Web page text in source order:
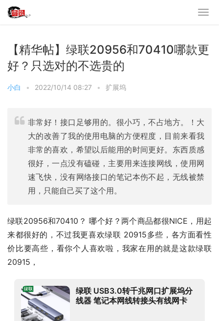
【精华帖】绿联20956和70410哪款更
好？只选对的不选贵的
小白 • 2022/10/14 08:27 • 扩展坞
非常好！接口足够用的。很小巧，不占地方。！大
大的改善了我的使用电脑的方便程度，目前来看我
非常的喜欢，希望以后能用的时间更好。东西质感
很好，一点没有磕碰，主要用来连接网线，使用网
速飞快，没有网络接口的笔记本伤不起，无线被禁
用，只能自己买了这个用。
绿联20956和70410？ 哪个好？两个商品都很NICE，用起
来都很好的，不过我更喜欢绿联 20915多些，各方面看性
价比要高些，看你个人喜欢啦，我家在用的就是这款绿联
20915，
绿联 USB3.0转千兆网口扩展坞分
线器 笔记本网线转接头有线网卡